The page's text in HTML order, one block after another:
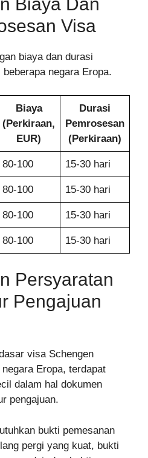
Biaya Dan
Visa
biaya dan durasi
negara Eropa.
Biaya
(Perkiraan,
EUR)
Durasi
Pemrosesan
(Perkiraan)
80-100 15-30 hari
80-100 15-30 hari
80-100 15-30 hari
80-100 15-30 hari
Persyaratan
Pengajuan
visa Schengen
Eropa, terdapat
dalam hal dokumen
pengajuan.
bukti pemesanan
pergi yang kuat, bukti